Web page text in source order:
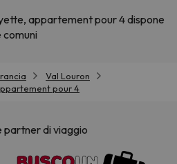
appartement pour 4 dispone
Val Louron
pour 4
partner di viaggio